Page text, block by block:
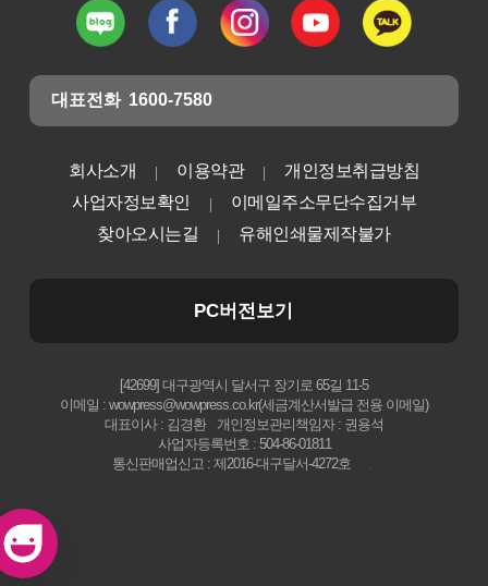
대표전화 1600-7580
회사소개 이용약관
개인정보취급방침
사업자정보확인
이메일주소무단수집거부
찾아오시는길
유해인쇄물제작불가
PC버전보기
[42699] 대구광역시 달서구 장기로 65길 11-5
이메일 : wowpress@wowpress.co.kr(세금계산서발급 전용 이메일)
대표이사 : 김경환
개인정보관리책임자 : 권용석
사업자등록번호 : 504-86-01811
통신판매업신고 : 제2016-대구달서-4272호